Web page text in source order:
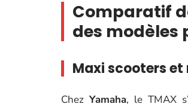
Comparatif
des modèles
Maxi scooters
ChezYamaha, le TMAX